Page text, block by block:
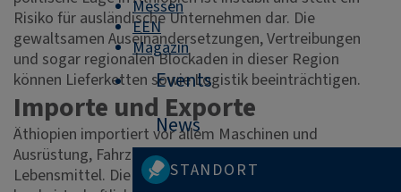
Messen
EEN
Magazin
Events
News
STANDORT
Risiko für ausländische Unternehmen dar. Die
gewaltsamen Auseinandersetzungen, Vertreibungen
und sogar regionalen Blockaden in dieser Region
können Lieferketten sowie Logistik beeinträchtigen.
Importe und Exporte
Äthiopien importiert vor allem Maschinen und
Ausrüstung, Fahrzeuge, chemische Produkte und
Lebensmittel. Die wichtigsten Exporte umfassen